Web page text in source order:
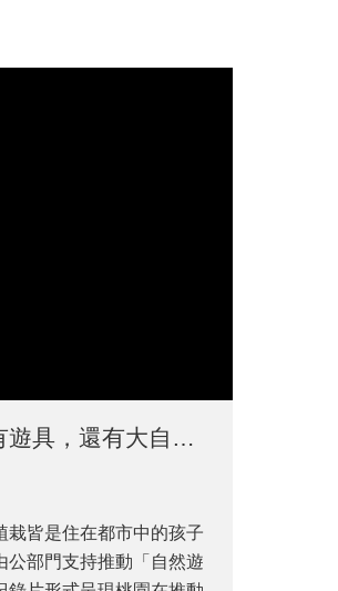
自然遊戲實驗工作坊－公園裡不只有遊具，還有大自然！
栽皆是住在都市中的孩子
公部門支持推動「自然遊